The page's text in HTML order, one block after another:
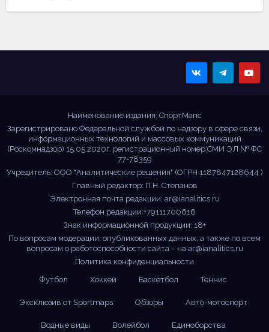
Наименование издания: СпортМапс
Зарегистрировано Федеральной службой по надзору в сфере связи,
информационных технологий и массовых коммуникаций
(Роскомнадзор) 15.05.2020г. регистрационный номер СМИ ЭЛ № ФС
77-78359
Учредитель: ООО "Аналитические решения" (ОГРН 1187847128644 )
Главный редактор: П.Н. Степанов
Электронная почта редакции: ar@ianalitics.ru
Телефон редакции:+79111700616
Знак информационной продукции: 18+
По вопросам модерации, опубликованных данных, а также по всем
вопросам о работоспособности сайта – на ar@ianalitics.ru
Политика конфиденциальности
Футбол
Хоккей Баскетбол Теннис
Эксклюзив от Sportmaps Обзоры Авто-мотоспорт
Водные виды Волейбол Единоборства